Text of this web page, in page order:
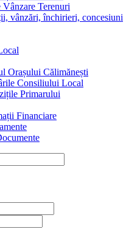
Vânzare Terenuri
vânzări, închirieri, concesiuni
Orașului Călimănești
Consiliului Local
Primarului
Financiare